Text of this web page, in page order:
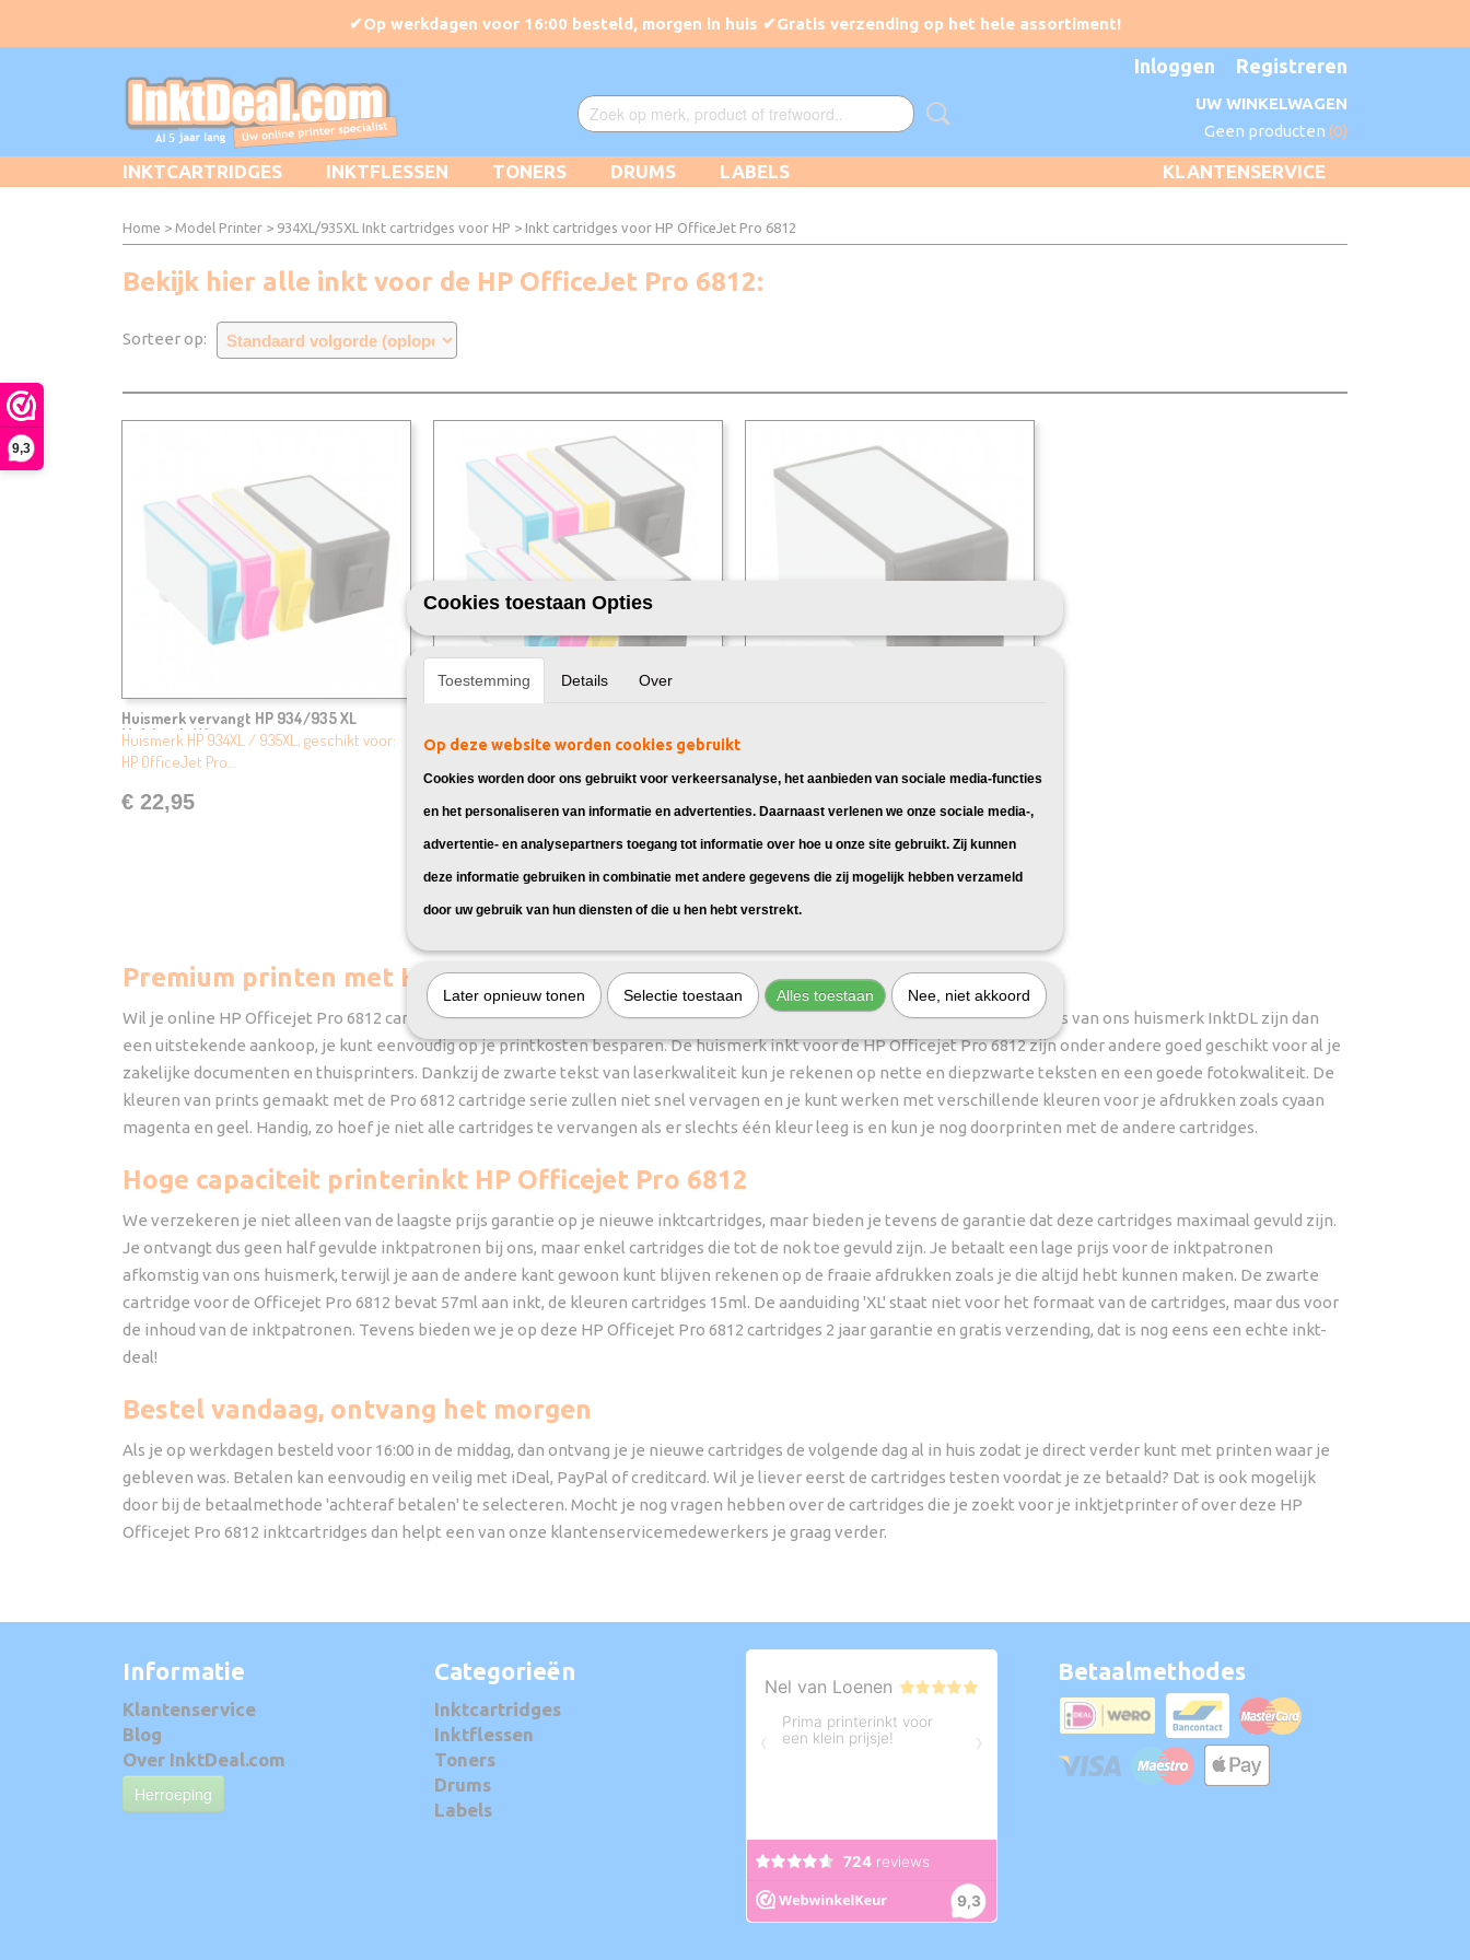
9,3
Inloggen Registreren
UW WINKELWAGEN
Geen producten (0)
KLANTENSERVICE
INKTCARTRIDGES INKTFLESSEN TONERS DRUMS LABELS
Home > Model Printer > 934XL/935XL Inkt cartridges voor HP > Inkt cartridges voor HP OfficeJet Pro 6812
Bekijk hier alle inkt voor de HP OfficeJet Pro 6812:
Sorteer op:
Huismerk vervangt HP 934/935 XL
Multipack 4X
Huismerk HP 934XL / 935XL, geschikt voor:
HP OfficeJet Pro…
€ 22,95
Multipack 8X
Huismerk HP 934XL / 935XL, geschikt voor:
€ 39,95 € 12,99
Premium printen met HP OfficeJet Pro 6812 inkt cartridges
Wil je online HP Officejet Pro 6812 cartridges kopen en daar een zo laag mogelijke prijs voor betalen? De goedkope cartridges van ons huismerk InktDL zijn dan
een uitstekende aankoop, je kunt eenvoudig op je printkosten besparen. De huismerk inkt voor de HP Officejet Pro 6812 zijn onder andere goed geschikt voor al je
zakelijke documenten en thuisprinters. Dankzij de zwarte tekst van laserkwaliteit kun je rekenen op nette en diepzwarte teksten en een goede fotokwaliteit. De
kleuren van prints gemaakt met de Pro 6812 cartridge serie zullen niet snel vervagen en je kunt werken met verschillende kleuren voor je afdrukken zoals cyaan
magenta en geel. Handig, zo hoef je niet alle cartridges te vervangen als er slechts één kleur leeg is en kun je nog doorprinten met de andere cartridges.
Hoge capaciteit printerinkt HP Officejet Pro 6812
We verzekeren je niet alleen van de laagste prijs garantie op je nieuwe inktcartridges, maar bieden je tevens de garantie dat deze cartridges maximaal gevuld zijn.
Je ontvangt dus geen half gevulde inktpatronen bij ons, maar enkel cartridges die tot de nok toe gevuld zijn. Je betaalt een lage prijs voor de inktpatronen
afkomstig van ons huismerk, terwijl je aan de andere kant gewoon kunt blijven rekenen op de fraaie afdrukken zoals je die altijd hebt kunnen maken. De zwarte
cartridge voor de Officejet Pro 6812 bevat 57ml aan inkt, de kleuren cartridges 15ml. De aanduiding 'XL' staat niet voor het formaat van de cartridges, maar dus voor
de inhoud van de inktpatronen. Tevens bieden we je op deze HP Officejet Pro 6812 cartridges 2 jaar garantie en gratis verzending, dat is nog eens een echte inkt-
deal!
Bestel vandaag, ontvang het morgen
Als je op werkdagen besteld voor 16:00 in de middag, dan ontvang je je nieuwe cartridges de volgende dag al in huis zodat je direct verder kunt met printen waar je
gebleven was. Betalen kan eenvoudig en veilig met iDeal, PayPal of creditcard. Wil je liever eerst de cartridges testen voordat je ze betaald? Dat is ook mogelijk
door bij de betaalmethode 'achteraf betalen' te selecteren. Mocht je nog vragen hebben over de cartridges die je zoekt voor je inktjetprinter of over deze HP
Officejet Pro 6812 inktcartridges dan helpt een van onze klantenservicemedewerkers je graag verder.
Informatie
Klantenservice
Blog
Over InktDeal.com
Herroeping
Categorieën
Inktcartridges
Inktflessen
Toners
Drums
Labels
Betaalmethodes
Cookies toestaan Opties
Toestemming Details Over
Op deze website worden cookies gebruikt
Cookies worden door ons gebruikt voor verkeersanalyse, het aanbieden van sociale media-functies
en het personaliseren van informatie en advertenties. Daarnaast verlenen we onze sociale media-,
advertentie- en analysepartners toegang tot informatie over hoe u onze site gebruikt. Zij kunnen
deze informatie gebruiken in combinatie met andere gegevens die zij mogelijk hebben verzameld
door uw gebruik van hun diensten of die u hen hebt verstrekt.
Later opnieuw tonen Selectie toestaan Alles toestaan Nee, niet akkoord